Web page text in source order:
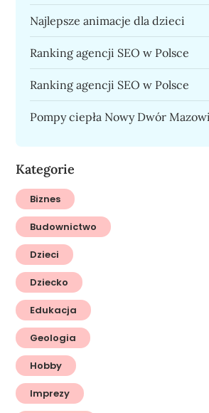
Najlepsze animacje dla dzieci
Ranking agencji SEO w Polsce
Ranking agencji SEO w Polsce
Pompy ciepła Nowy Dwór
Kategorie
Biznes
Budownictwo
Dzieci
Dziecko
Edukacja
Geologia
Hobby
Imprezy